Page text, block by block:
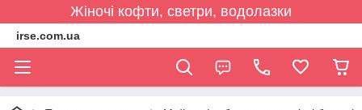
Жіночі кофти, светри, водолазки
irse.com.ua